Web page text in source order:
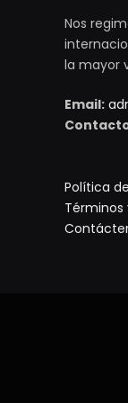
Nos
la mayor
Email:
Política
Términos